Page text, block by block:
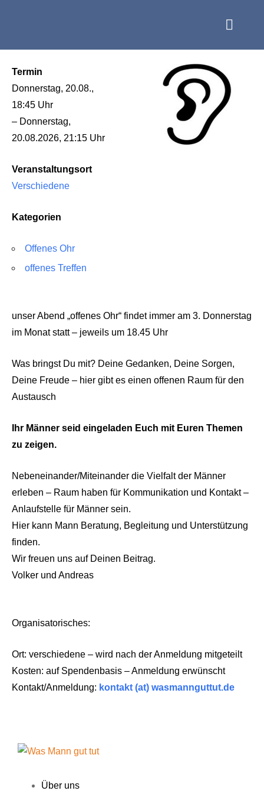
Termin
Donnerstag, 20.08.,
18:45 Uhr
– Donnerstag,
20.08.2026, 21:15 Uhr
Veranstaltungsort
Verschiedene
Kategorien
Offenes Ohr
offenes Treffen
unser Abend „offenes Ohr“ findet immer am 3. Donnerstag
im Monat statt – jeweils um 18.45 Uhr
Was bringst Du mit? Deine Gedanken, Deine Sorgen,
Deine Freude – hier gibt es einen offenen Raum für den
Austausch
Ihr Männer seid eingeladen Euch mit Euren Themen
zu zeigen.
Nebeneinander/Miteinander die Vielfalt der Männer
erleben – Raum haben für Kommunikation und Kontakt –
Anlaufstelle für Männer sein.
Hier kann Mann Beratung, Begleitung und Unterstützung
finden.
Wir freuen uns auf Deinen Beitrag.
Volker und Andreas
Organisatorisches:
Ort: verschiedene – wird nach der Anmeldung mitgeteilt
Kosten: auf Spendenbasis – Anmeldung erwünscht
Kontakt/Anmeldung: kontakt (at) wasmannguttut.de
Über uns